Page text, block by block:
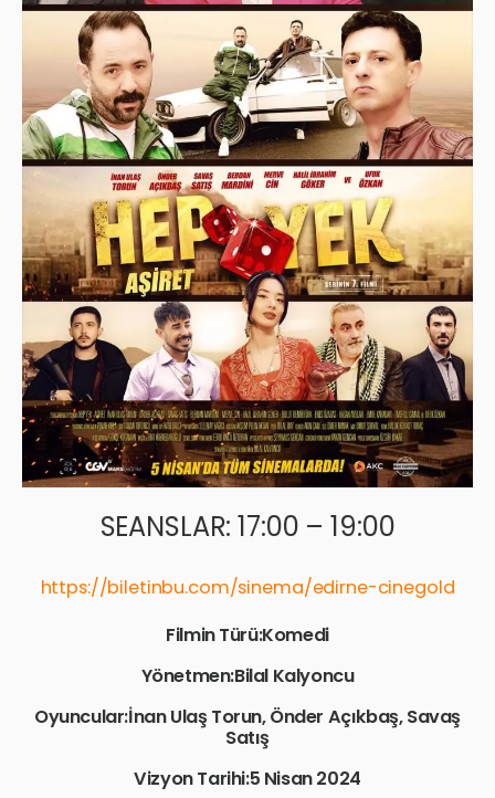
SEANSLAR: 17:00 – 19:00
https://biletinbu.com/sinema/edirne-cinegold
Filmin Türü:Komedi
Yönetmen:Bilal Kalyoncu
Oyuncular:İnan Ulaş Torun, Önder Açıkbaş, Savaş
Satış
Vizyon Tarihi:5 Nisan 2024